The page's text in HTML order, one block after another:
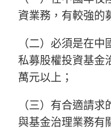
資業務，有較強的
（二）必須是在
私募股權投資基金
萬元以上；
（三）有合適請
與基金治理業務有